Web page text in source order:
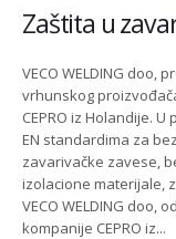
Zaštita u
VECO WELDING doo,
vrhunskog
CEPRO iz Holandije.
EN standardima za
zavarivačke zavese,
izolacione materijale,
VECO WELDING doo,
kompanije CEPRO iz...